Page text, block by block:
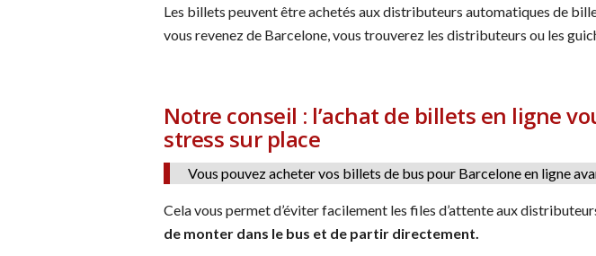
Les billets peuvent être achetés aux distributeurs automatiques de
vous revenez de Barcelone, vous trouverez les distributeurs ou les
Notre conseil : l’achat de billets en ligne
stress sur place
Vous pouvez acheter vos billets de bus pour Barcelone en ligne
Cela vous permet d’éviter facilement les files d’attente aux
de monter dans le bus et de partir directement.